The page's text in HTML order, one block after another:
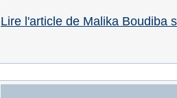
Lire l'article de Malika Boudiba